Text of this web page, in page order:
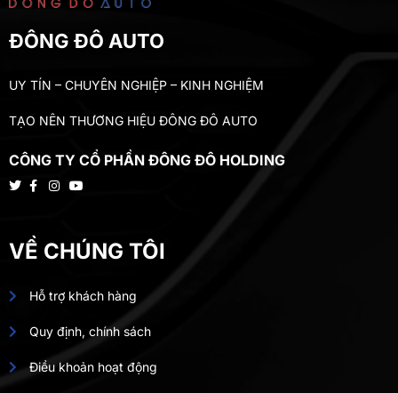
ĐÔNG ĐÔ AUTO
UY TÍN – CHUYÊN NGHIỆP – KINH NGHIỆM
TẠO NÊN THƯƠNG HIỆU ĐÔNG ĐÔ AUTO
CÔNG TY CỔ PHẦN ĐÔNG ĐÔ HOLDING
VỀ CHÚNG TÔI
Hỗ trợ khách hàng
Quy định, chính sách
Điều khoản hoạt động